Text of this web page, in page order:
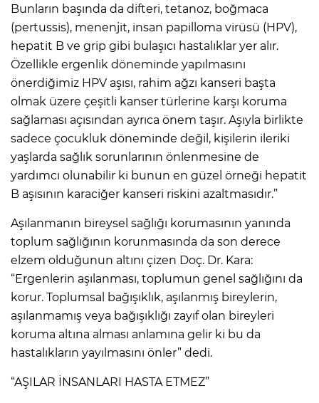
Bunların başında da difteri, tetanoz, boğmaca
(pertussis), menenjit, insan papilloma virüsü (HPV),
hepatit B ve grip gibi bulaşıcı hastalıklar yer alır.
Özellikle ergenlik döneminde yapılmasını
önerdiğimiz HPV aşısı, rahim ağzı kanseri başta
olmak üzere çeşitli kanser türlerine karşı koruma
sağlaması açısından ayrıca önem taşır. Aşıyla birlikte
sadece çocukluk döneminde değil, kişilerin ileriki
yaşlarda sağlık sorunlarının önlenmesine de
yardımcı olunabilir ki bunun en güzel örneği hepatit
B aşısının karaciğer kanseri riskini azaltmasıdır.”
Aşılanmanın bireysel sağlığı korumasının yanında
toplum sağlığının korunmasında da son derece
elzem olduğunun altını çizen Doç. Dr. Kara:
“Ergenlerin aşılanması, toplumun genel sağlığını da
korur. Toplumsal bağışıklık, aşılanmış bireylerin,
aşılanmamış veya bağışıklığı zayıf olan bireyleri
koruma altına alması anlamına gelir ki bu da
hastalıkların yayılmasını önler” dedi.
“AŞILAR İNSANLARI HASTA ETMEZ”